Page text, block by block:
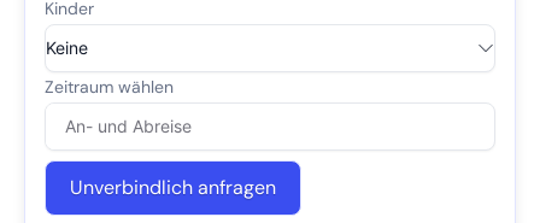
Unverbindlich anfragen